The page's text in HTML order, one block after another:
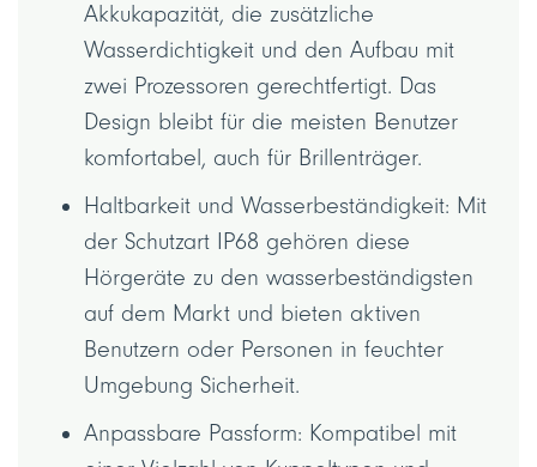
Akkukapazität, die zusätzliche
Wasserdichtigkeit und den Aufbau mit
zwei Prozessoren gerechtfertigt. Das
Design bleibt für die meisten Benutzer
komfortabel, auch für Brillenträger.
Haltbarkeit und Wasserbeständigkeit: Mit
der Schutzart IP68 gehören diese
Hörgeräte zu den wasserbeständigsten
auf dem Markt und bieten aktiven
Benutzern oder Personen in feuchter
Umgebung Sicherheit.
Anpassbare Passform: Kompatibel mit